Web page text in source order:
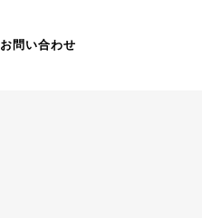
お問い合わせ